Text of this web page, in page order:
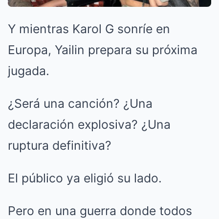
Y mientras Karol G sonríe en
Europa, Yailin prepara su próxima
jugada.
¿Será una canción? ¿Una
declaración explosiva? ¿Una
ruptura definitiva?
El público ya eligió su lado.
Pero en una guerra donde todos